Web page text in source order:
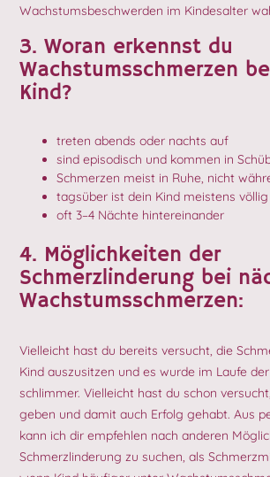
Wachstumsbeschwerden im Kindesalter
3. Woran erkennst du
Wachstumsschmerzen
Kind?
treten abends oder nachts auf
sind episodisch und kommen in
Schmerzen meist in Ruhe, nicht
tagsüber ist dein Kind meistens
oft 3–4 Nächte hintereinander
4. Möglichkeiten der
Schmerzlinderung bei
Wachstumsschmerzen:
Vielleicht hast du bereits versucht, die
Kind auszusitzen und es wurde im Laufe
schlimmer. Vielleicht hast du schon
geben und damit auch Erfolg gehabt. Aus
kann ich dir empfehlen nach anderen
Schmerzlinderung zu suchen, als